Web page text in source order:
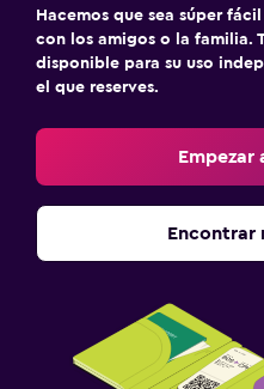
Hacemos que sea súper
con los amigos o la familia.
disponible para su uso
el que reserves.
Empezar
Encontrar